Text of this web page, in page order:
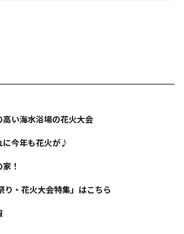
高い海水浴場の花火大会
に今年も花火が♪
！
・花火大会特集」はこちら